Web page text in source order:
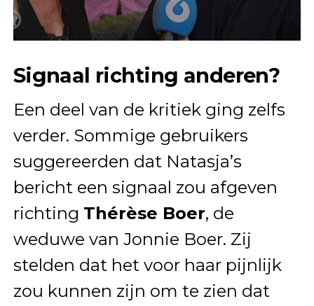
Signaal richting anderen?
Een deel van de kritiek ging zelfs
verder. Sommige gebruikers
suggereerden dat Natasja’s
bericht een signaal zou afgeven
richting Thérèse Boer, de
weduwe van Jonnie Boer. Zij
stelden dat het voor haar pijnlijk
zou kunnen zijn om te zien dat